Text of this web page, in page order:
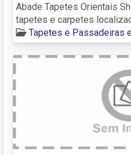
Abade Tapetes Orientais
tapetes e carpetes
Tapetes e Passadeiras